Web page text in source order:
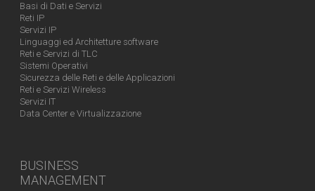
Basi di Dati e Servizi
Reti IP
Servizi IP
Linguaggi ed Architetture software
Reti e Servizi di TLC
Sistemi Operativi
Sicurezza delle Reti e delle Applicazioni
Reti e Servizi Wireless
Servizi IT
Data Center e Virtualizzazione
BUSINESS
MANAGEMENT